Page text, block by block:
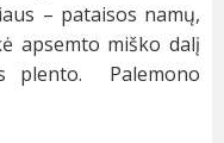
– pataisos namų,
apsemto miško dalį
plento. Palemono